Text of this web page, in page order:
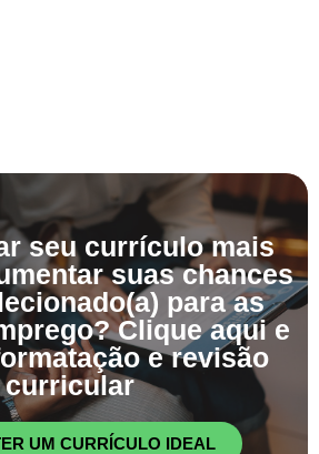
seu currículo mais
suas chances
para as
Clique aqui e
e revisão
curricular
UM CURRÍCULO IDEAL